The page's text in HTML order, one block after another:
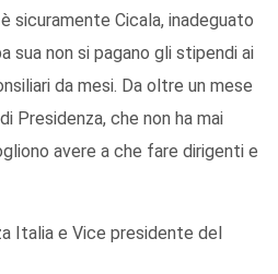
sicuramente Cicala, inadeguato
sua non si pagano gli stipendi ai
da mesi. Da oltre un mese
Presidenza, che non ha mai
avere a che fare dirigenti e
Italia e Vice presidente del